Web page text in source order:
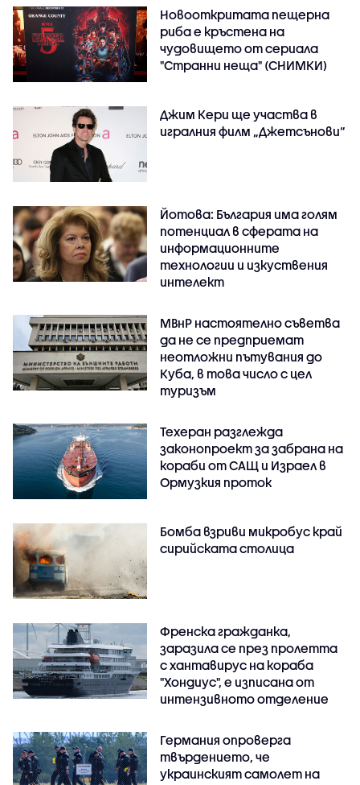
Новооткритата пещерна
риба е кръстена на
чудовището от сериала
"Странни неща" (СНИМКИ)
Джим Кери ще участва в
игралния филм „Джетсънови“
Йотова: България има голям
потенциал в сферата на
информационните
технологии и изкуствения
интелект
МВнР настоятелно съветва
да не се предприемат
неотложни пътувания до
Куба, в това число с цел
туризъм
Техеран разглежда
законопроект за забрана на
кораби от САЩ и Израел в
Ормузкия проток
Бомба взриви микробус край
сирийската столица
Френска гражданка,
заразила се през пролетта
с хантавирус на кораба
"Хондиус", е изписана от
интензивното отделение
Германия опроверга
твърдението, че
украинският самолет на